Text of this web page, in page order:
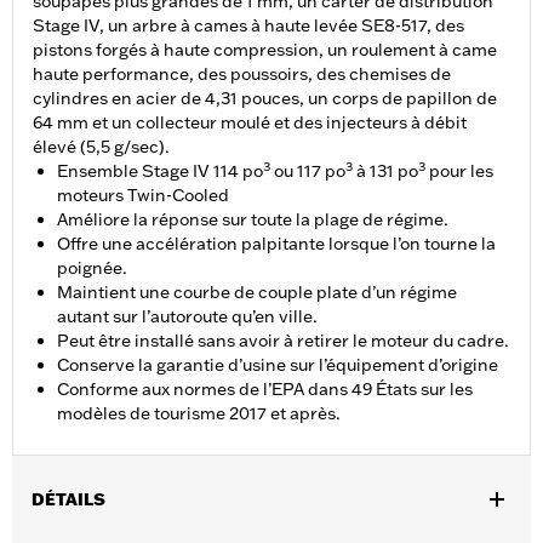
Stage IV, un arbre à cames à haute levée SE8-517, des
pistons forgés à haute compression, un roulement à came
haute performance, des poussoirs, des chemises de
cylindres en acier de 4,31 pouces, un corps de papillon de
64 mm et un collecteur moulé et des injecteurs à débit
élevé (5,5 g/sec).
Ensemble Stage IV 114 po3 ou 117 po3 à 131 po3 pour les
moteurs Twin-Cooled
Améliore la réponse sur toute la plage de régime.
Offre une accélération palpitante lorsque l’on tourne la
poignée.
Maintient une courbe de couple plate d’un régime
autant sur l’autoroute qu’en ville.
Peut être installé sans avoir à retirer le moteur du cadre.
Conserve la garantie d’usine sur l’équipement d’origine
Conforme aux normes de l’EPA dans 49 États sur les
modèles de tourisme 2017 et après.
DÉTAILS